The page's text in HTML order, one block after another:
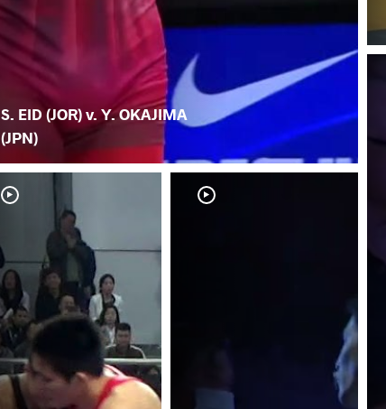
S. EID (JOR) v. Y. OKAJIMA
(JPN)